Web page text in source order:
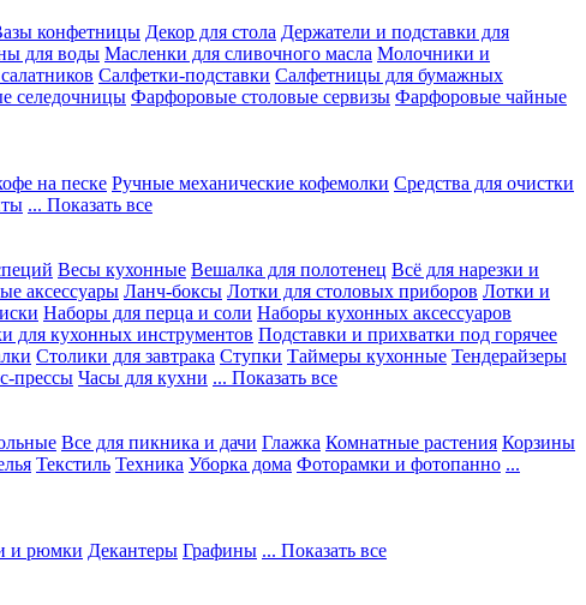
конфетницы Декор для стола Держатели и подставки для
для воды Масленки для сливочного масла Молочники и
Салфетки-подставки Салфетницы для бумажных
селедочницы Фарфоровые столовые сервизы Фарфоровые чайные
на песке Ручные механические кофемолки Средства для очистки
... Показать все
Весы кухонные Вешалка для полотенец Всё для нарезки и
аксессуары Ланч-боксы Лотки для столовых приборов Лотки и
Наборы для перца и соли Наборы кухонных аксессуаров
для кухонных инструментов Подставки и прихватки под горячее
Столики для завтрака Ступки Таймеры кухонные Тендерайзеры
прессы Часы для кухни ... Показать все
Все для пикника и дачи Глажка Комнатные растения Корзины
Текстиль Техника Уборка дома Фоторамки и фотопанно ...
и рюмки Декантеры Графины ... Показать все